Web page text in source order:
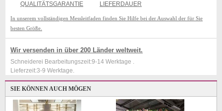
QUALITÄTSGARANTIE
LIEFERDAUER
In unserem vollständigen Messleitfaden finden Sie Hilfe bei der Auswahl der für Sie
besten Größe.
Wir versenden in über 200 Länder weltweit.
Schneiderei Bearbeitungszeit:9-14 Werktage .
Lieferzeit:3-9 Werktage.
SIE KÖNNEN AUCH MÖGEN